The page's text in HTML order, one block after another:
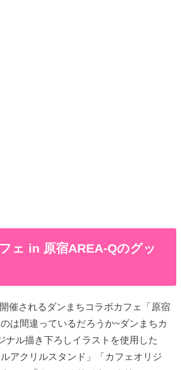
ェ in 原宿AREA-Qのグッ
催されるダンまちコラボカフェ「原宿
は間違っているだろうか~ダンまちカ
ナル描き下ろしイラストを使用した
ルアクリルスタンド」「カフェオリジ